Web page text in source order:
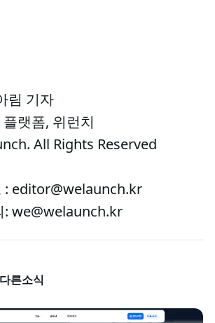
림 기자
랫폼, 위런치
All Rights Reserved
: editor@welaunch.kr
: we@welaunch.kr
다른소식